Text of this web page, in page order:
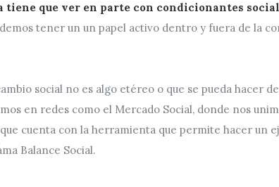
tiene que ver en parte con condicionantes
tener un un papel activo dentro y fuera de la
social no es algo etéreo o que se pueda hacer
en redes como el Mercado Social, donde nos
cuenta con la herramienta que permite hacer un
Balance Social.